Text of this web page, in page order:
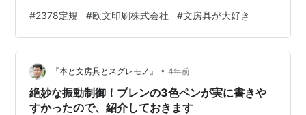
規です。とても効率良く目盛りを読み取ることが出来ま
す。僕はノートでもメモでも仕切り線を自分で引いて使
っています。ページを開いて使い始めるまでにイメージ
を決めて、そのイメージで線を引きストーリーを思い描
きながら使い始めるのです。こうやって使い始めてから
効率良くアウトプットが出来るようになりました。そ…
#2378定規 #欧文印刷株式会社 #文房具が大好き
『本と文房具とスグレモノ』 • 4年前
絶妙な振動制御！ブレンの3色ペンが実に書きや
すかったので、紹介しておきます